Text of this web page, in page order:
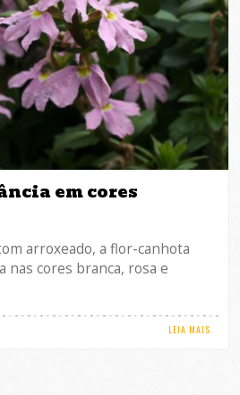
em cores
arroxeado, a flor-canhota
nas cores branca, rosa e
LEIA MAIS